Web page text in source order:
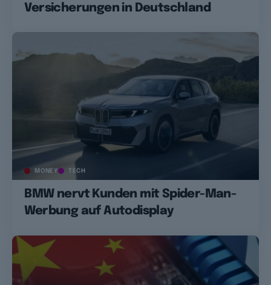
Versicherungen in Deutschland
MONEY TECH
BMW nervt Kunden mit Spider-Man-
Werbung auf Autodisplay